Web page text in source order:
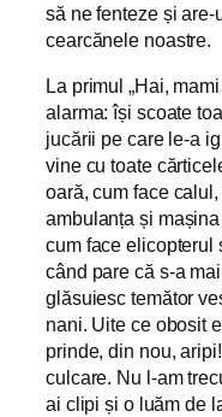
să ne fenteze și
cearcănele noastre.
La primul „Hai,
alarma: își scoate
jucării pe care le-a
vine cu toate
oară, cum face
ambulanța și
cum face elicopterul
când pare că s-a
glăsuiesc temător
nani. Uite ce obosit
prinde, din nou,
culcare. Nu l-am
ai clipi și o luăm de